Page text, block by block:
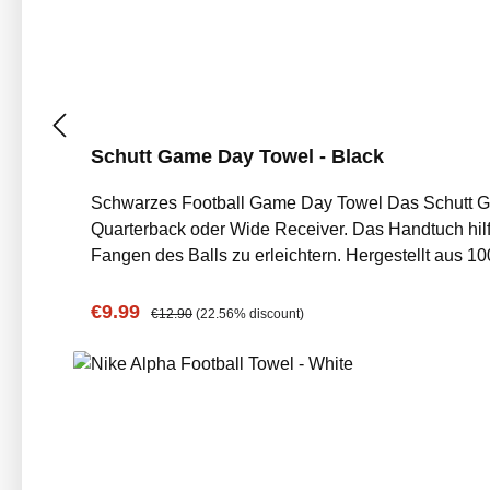
Schutt Game Day Towel - Black
Schwarzes Football Game Day Towel Das Schutt Game Day Towel ist dein unverzichtbarer Begleiter auf dem Spielfeld – ob beim Training oder im Spiel, als
Quarterback oder Wide Receiver. Das Handtuch
Fangen des Balls zu erleichtern. Hergestellt aus 100% hochwertiger Baumwolle, überzeugt das schwarze Football Towel durch seine erstklassige Saugfähigkeit und
verleiht. Das schwarze Design fügt sich nahtlos in jede Team-
Sale price:
€9.99 Regular price:
€12.90 (22.56% discount)